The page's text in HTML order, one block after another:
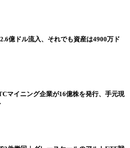
う大切に保管してください。
きなくなり、資産を全て失うのと同じ
。
始め方
以下の通りです。
億ドル流入、それでも資産は4900万ド
マイニング企業が16億株を発行、手元現